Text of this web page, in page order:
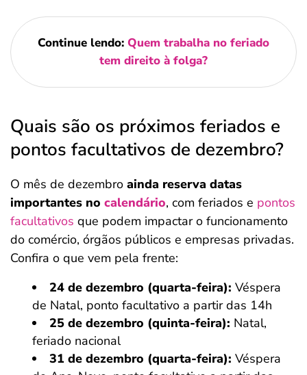
Continue lendo: Quem trabalha no feriado
tem direito à folga?
Quais são os próximos feriados e
pontos facultativos de dezembro?
O mês de dezembro ainda reserva datas
importantes no calendário, com feriados e pontos
facultativos que podem impactar o funcionamento
do comércio, órgãos públicos e empresas privadas.
Confira o que vem pela frente:
24 de dezembro (quarta-feira): Véspera
de Natal, ponto facultativo a partir das 14h
25 de dezembro (quinta-feira): Natal,
feriado nacional
31 de dezembro (quarta-feira): Véspera